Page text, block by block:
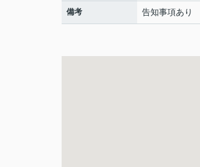
備考 告知事項あり